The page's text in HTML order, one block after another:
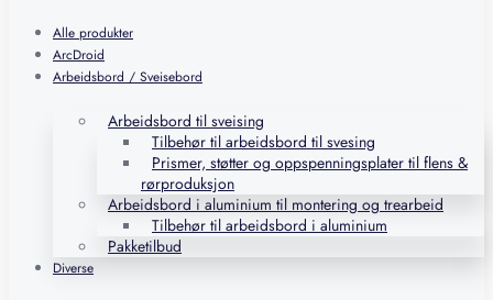
Alle produkter
ArcDroid
Arbeidsbord / Sveisebord
Arbeidsbord til sveising
Tilbehør til arbeidsbord til svesing
Prismer, støtter og oppspenningsplater til flens &
rørproduksjon
Arbeidsbord i aluminium til montering og trearbeid
Tilbehør til arbeidsbord i aluminium
Pakketilbud
Diverse